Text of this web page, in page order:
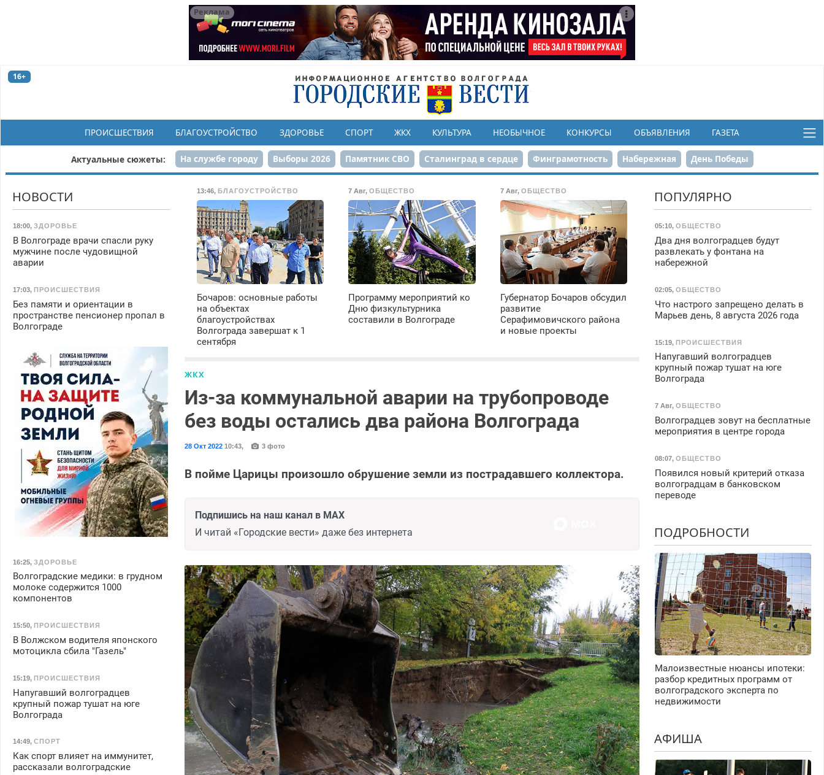
Реклама
16+
ПРОИСШЕСТВИЯ БЛАГОУСТРОЙСТВО ЗДОРОВЬЕ СПОРТ ЖКХ КУЛЬТУРА НЕОБЫЧНОЕ КОНКУРСЫ ОБЪЯВЛЕНИЯ ГАЗЕТА
Актуальные сюжеты: На службе городу Выборы 2026 Памятник СВО Сталинград в сердце Финграмотность Набережная День Победы
Реконструкция ЦПКиО 80-летие Победы Парк Героев-летчиков
13:46, БЛАГОУСТРОЙСТВО
Бочаров: основные работы
на объектах
благоустройствах
Волгограда завершат к 1
сентября
7 Авг,ОБЩЕСТВО
Программу мероприятий ко
Дню физкультурника
составили в Волгограде
7 Авг, ОБЩЕСТВО
Губернатор Бочаров обсудил
развитие
Серафимовичского района
и новые проекты
ЖКХ
Из-за коммунальной аварии на трубопроводе
без воды остались два района Волгограда
28 Окт 2022 10:43, 3 фото
В пойме Царицы произошло обрушение земли из пострадавшего коллектора.
Подпишись на наш канал в MAX
И читай «Городские вести» даже без интернета
НОВОСТИ
18:00, ЗДОРОВЬЕ
В Волгограде врачи спасли руку
мужчине после чудовищной
аварии
17:03, ПРОИСШЕСТВИЯ
Без памяти и ориентации в
пространстве пенсионер пропал в
Волгограде
16:25, ЗДОРОВЬЕ
Волгоградские медики: в грудном
молоке содержится 1000
компонентов
15:50, ПРОИСШЕСТВИЯ
В Волжском водителя японского
мотоцикла сбила "Газель"
15:19, ПРОИСШЕСТВИЯ
Напугавший волгоградцев
крупный пожар тушат на юге
Волгограда
14:49, СПОРТ
Как спорт влияет на иммунитет,
рассказали волгоградские
ПОПУЛЯРНО
05:10, ОБЩЕСТВО
Два дня волгоградцев будут
развлекать у фонтана на
набережной
02:05, ОБЩЕСТВО
Что настрого запрещено делать в
Марьев день, 8 августа 2026 года
15:19, ПРОИСШЕСТВИЯ
Напугавший волгоградцев
крупный пожар тушат на юге
Волгограда
7 Авг, ОБЩЕСТВО
Волгоградцев зовут на бесплатные
мероприятия в центре города
08:07, ОБЩЕСТВО
Появился новый критерий отказа
волгоградцам в банковском
переводе
ПОДРОБНОСТИ
Малоизвестные нюансы ипотеки:
разбор кредитных программ от
волгоградского эксперта по
недвижимости
АФИША